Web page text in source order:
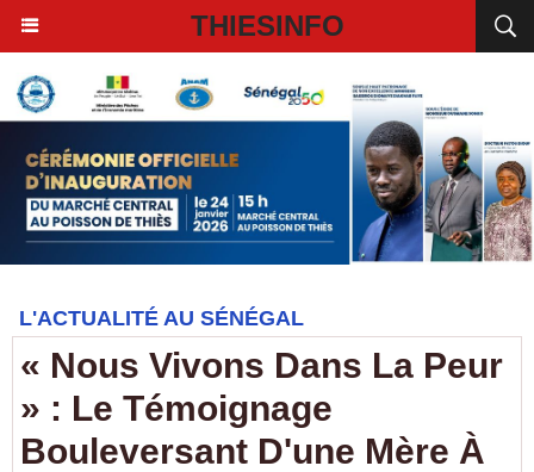
THIESINFO
L'ACTUALITÉ AU SÉNÉGAL
« Nous Vivons Dans La Peur
» : Le Témoignage
Bouleversant D'une Mère À